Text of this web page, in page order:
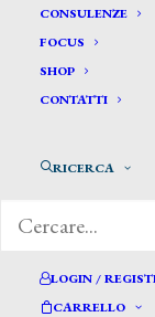
CONSULENZE
FOCUS
SHOP
CONTATTI
RICERCA
LOGIN /
CARRELLO
Tencalla
TENCALLA
consumata